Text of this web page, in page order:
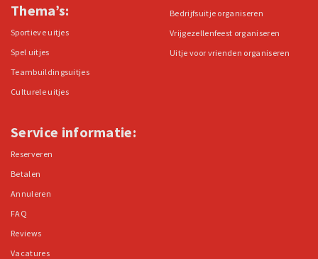
Thema’s:
Sportieve uitjes
Spel uitjes
Teambuildingsuitjes
Culturele uitjes
Bedrijfsuitje organiseren
Vrijgezellenfeest organiseren
Uitje voor vrienden organiseren
Service informatie:
Reserveren
Betalen
Annuleren
FAQ
Reviews
Vacatures